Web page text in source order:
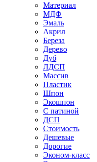
Материал
МДФ
Эмаль
Акрил
Береза
Дерево
Дуб
ЛДСП
Массив
Пластик
Шпон
Экошпон
С патиной
ДСП
Стоимость
Дешевые
Дорогие
Эконом-класс